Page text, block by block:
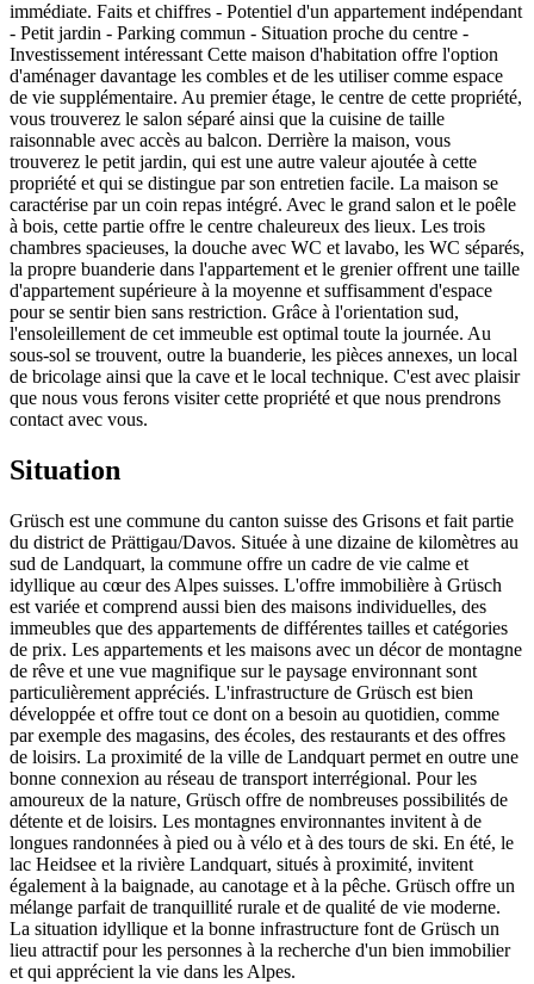
immédiate. Faits et chiffres - Potentiel d'un appartement indépendant
- Petit jardin - Parking commun - Situation proche du centre -
Investissement intéressant Cette maison d'habitation offre l'option
d'aménager davantage les combles et de les utiliser comme espace
de vie supplémentaire. Au premier étage, le centre de cette propriété,
vous trouverez le salon séparé ainsi que la cuisine de taille
raisonnable avec accès au balcon. Derrière la maison, vous
trouverez le petit jardin, qui est une autre valeur ajoutée à cette
propriété et qui se distingue par son entretien facile. La maison se
caractérise par un coin repas intégré. Avec le grand salon et le poêle
à bois, cette partie offre le centre chaleureux des lieux. Les trois
chambres spacieuses, la douche avec WC et lavabo, les WC séparés,
la propre buanderie dans l'appartement et le grenier offrent une taille
d'appartement supérieure à la moyenne et suffisamment d'espace
pour se sentir bien sans restriction. Grâce à l'orientation sud,
l'ensoleillement de cet immeuble est optimal toute la journée. Au
sous-sol se trouvent, outre la buanderie, les pièces annexes, un local
de bricolage ainsi que la cave et le local technique. C'est avec plaisir
que nous vous ferons visiter cette propriété et que nous prendrons
contact avec vous.
Situation
Grüsch est une commune du canton suisse des Grisons et fait partie
du district de Prättigau/Davos. Située à une dizaine de kilomètres au
sud de Landquart, la commune offre un cadre de vie calme et
idyllique au cœur des Alpes suisses. L'offre immobilière à Grüsch
est variée et comprend aussi bien des maisons individuelles, des
immeubles que des appartements de différentes tailles et catégories
de prix. Les appartements et les maisons avec un décor de montagne
de rêve et une vue magnifique sur le paysage environnant sont
particulièrement appréciés. L'infrastructure de Grüsch est bien
développée et offre tout ce dont on a besoin au quotidien, comme
par exemple des magasins, des écoles, des restaurants et des offres
de loisirs. La proximité de la ville de Landquart permet en outre une
bonne connexion au réseau de transport interrégional. Pour les
amoureux de la nature, Grüsch offre de nombreuses possibilités de
détente et de loisirs. Les montagnes environnantes invitent à de
longues randonnées à pied ou à vélo et à des tours de ski. En été, le
lac Heidsee et la rivière Landquart, situés à proximité, invitent
également à la baignade, au canotage et à la pêche. Grüsch offre un
mélange parfait de tranquillité rurale et de qualité de vie moderne.
La situation idyllique et la bonne infrastructure font de Grüsch un
lieu attractif pour les personnes à la recherche d'un bien immobilier
et qui apprécient la vie dans les Alpes.